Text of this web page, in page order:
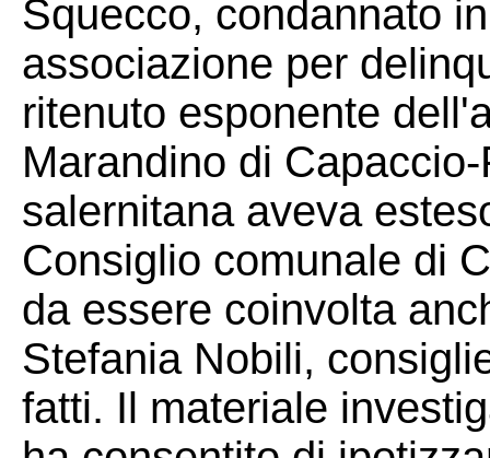
Squecco, condannato
associazione per
ritenuto esponente
Marandino di
salernitana aveva
Consiglio comunale di
da essere coinvolta
Stefania Nobili,
fatti. Il materiale